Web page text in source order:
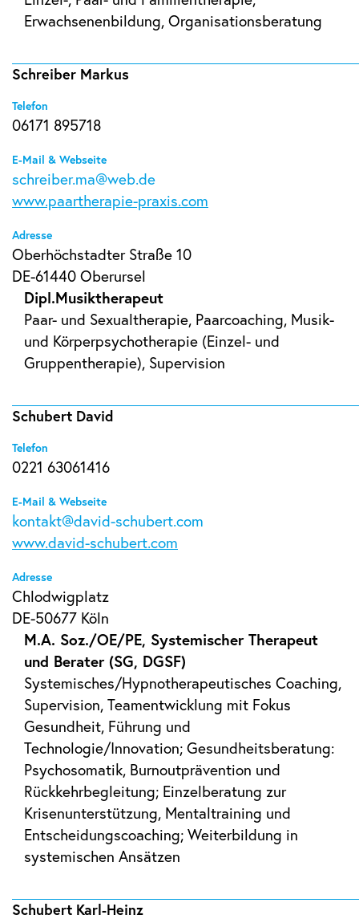
Erwachsenenbildung, Organisationsberatung
Schreiber Markus
Telefon
06171 895718
E-Mail & Webseite
schreiber.ma@web.de
www.paartherapie-praxis.com
Adresse
Oberhöchstadter Straße 10
DE-61440 Oberursel
Dipl.Musiktherapeut
Paar- und Sexualtherapie, Paarcoaching, Musik-
und Körperpsychotherapie (Einzel- und
Gruppentherapie), Supervision
Schubert David
Telefon
0221 63061416
E-Mail & Webseite
kontakt@david-schubert.com
www.david-schubert.com
Adresse
Chlodwigplatz
DE-50677 Köln
M.A. Soz./OE/PE, Systemischer Therapeut
und Berater (SG, DGSF)
Systemisches/Hypnotherapeutisches Coaching,
Supervision, Teamentwicklung mit Fokus
Gesundheit, Führung und
Technologie/Innovation; Gesundheitsberatung:
Psychosomatik, Burnoutprävention und
Rückkehrbegleitung; Einzelberatung zur
Krisenunterstützung, Mentaltraining und
Entscheidungscoaching; Weiterbildung in
systemischen Ansätzen
Schubert Karl-Heinz